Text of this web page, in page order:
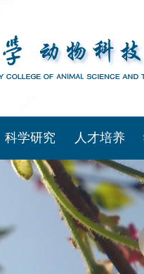
科学研究 人才培养